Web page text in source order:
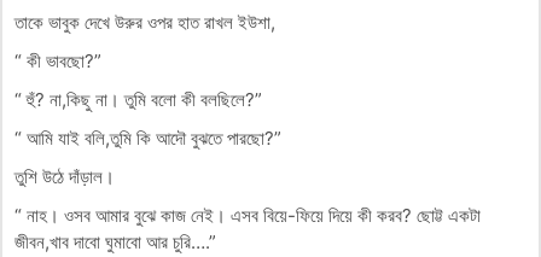
তাকে ভাবুক দেখে উরুর ওপর হাত রাখল ইউশা,
“ কী ভাবছো?”
“ হুঁ? না,কিছু না। তুমি বলো কী বলছিলে?”
“ আমি যাই বলি,তুমি কি আদৌ বুঝতে পারছো?”
তুশি উঠে দাঁড়াল।
“ নাহ। ওসব আমার বুঝে কাজ নেই। এসব বিয়ে-ফিয়ে দিয়ে কী করব? ছোট্ট একটা
জীবন,খাব দাবো ঘুমাবো আর চুরি….”